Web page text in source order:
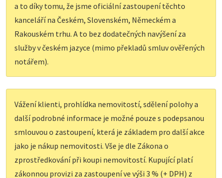
a to díky tomu, že jsme oficiální zastoupení těchto
kanceláří na Českém, Slovenském, Německém a
Rakouském trhu. A to bez dodatečných navýšení za
služby v českém jazyce (mimo překladů smluv ověřených
notářem).
Vážení klienti, prohlídka nemovitostí, sdělení polohy a
další podrobné informace je možné pouze s podepsanou
smlouvou o zastoupení, která je základem pro další akce
jako je nákup nemovitosti. Vše je dle Zákona o
zprostředkování při koupi nemovitostí. Kupující platí
zákonnou provizi za zastoupení ve výši 3 % (+ DPH) z